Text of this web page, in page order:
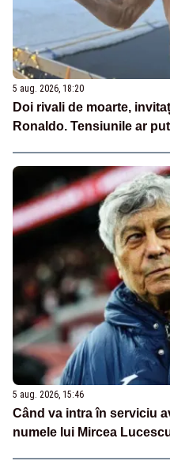
5 aug. 2026, 18:20
Doi rivali de moarte,
Ronaldo. Tensiunile ar
5 aug. 2026, 15:46
Când va intra în serviciu
numele lui Mircea